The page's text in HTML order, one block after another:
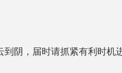
阴，届时请抓紧有利时机